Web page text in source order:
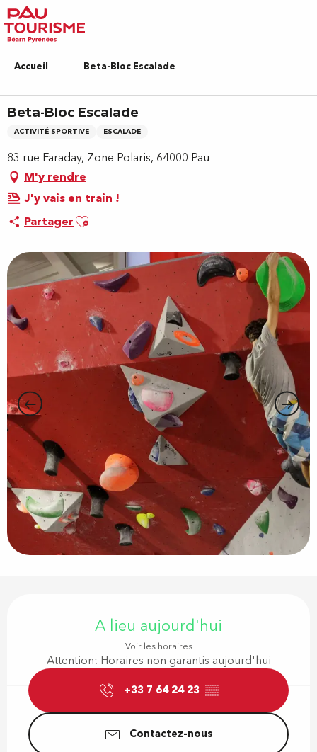
Aller
au
contenu
principal
Accueil Beta-Bloc Escalade
Beta-Bloc Escalade
ACTIVITÉ SPORTIVE ESCALADE
83 rue Faraday, Zone Polaris, 64000 Pau
M'y rendre
J'y vais en train !
PartagerAjouter aux favoris
A lieu aujourd'hui
Voir les horaires
Attention: Horaires non garantis aujourd'hui
+33 7 64 24 23 ▒▒
Contactez-nous